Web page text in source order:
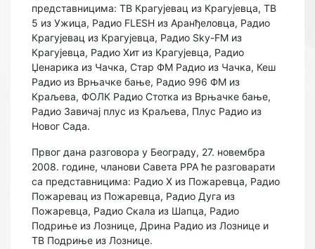
представницима: ТВ Крагујевац из Крагујевца, ТВ
5 из Ужица, Радио FLESH из Аранђеловца, Радио
Крагујевац из Крагујевца, Радио Sky-FM из
Крагујевца, Радио Хит из Крагујевца, Радио
Џенарика из Чачка, Стар ФМ Радио из Чачка, Кеш
Радио из Врњачке бање, Радио 996 ФМ из
Краљева, ФОЛК Радио Стотка из Врњачке бање,
Радио Завичај плус из Краљева, Плус Радио из
Новог Сада.
Првог дана разговора у Београду, 27. новембра
2008. године, чланови Савета РРА ће разговарати
са представницима: Радио X из Пожаревца, Радио
Пожаревац из Пожаревца, Радио Дуга из
Пожаревца, Радио Скала из Шапца, Радио
Подриње из Лознице, Дрина Радио из Лознице и
ТВ Подриње из Лознице.